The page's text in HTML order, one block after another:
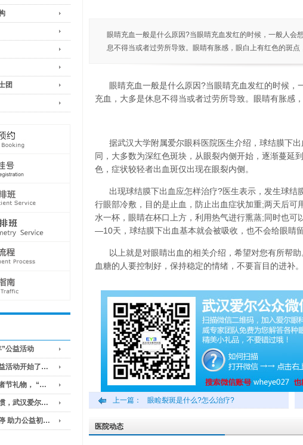
团
”公益活动
活动开始了…
节礼物， “…
，武汉爱尔…
助力公益初…
眼睛充血一般是什么原因?当眼睛充血发红的时候，一般人会
息不得当或者过劳所导致。眼睛有胀感，眼白上有红色的斑点
眼睛充血一般是什么原因?当眼睛充血发红的时候
充血，大多是休息不得当或者过劳所导致。眼睛有胀感
据武汉大学附属爱尔眼科医院医生介绍，球结膜下
同，大多数为深红色斑块，从眼裂内侧开始，逐渐蔓延
色，症状较轻者出血斑仅出现在眼裂内侧。
出现球结膜下出血应怎样治疗?医生表示，发生球
行眼部冷敷，目的是止血，防止出血症状加重;两天后
水一杯，眼睛在杯口上方，利用热气进行熏蒸;同时也
—10天，球结膜下出血基本就会被吸收，也不会给眼睛留
以上就是对眼睛出血的相关介绍，希望对您有所帮
血糖的人要控制好，保持稳定的情绪，不要盲目的进补
上一篇： 眼睑裂斑是什么?怎么治疗?
医院动态